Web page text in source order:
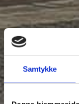
Samtykke